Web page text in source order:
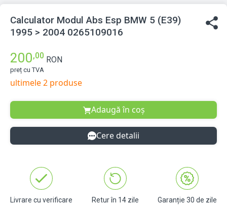
Calculator Modul Abs Esp BMW 5 (E39)
1995 > 2004 0265109016
200,00 RON
preț cu TVA
ultimele 2 produse
Adaugă în coș
Cere detalii
Livrare cu verificare Retur în 14 zile Garanție 30 de zile